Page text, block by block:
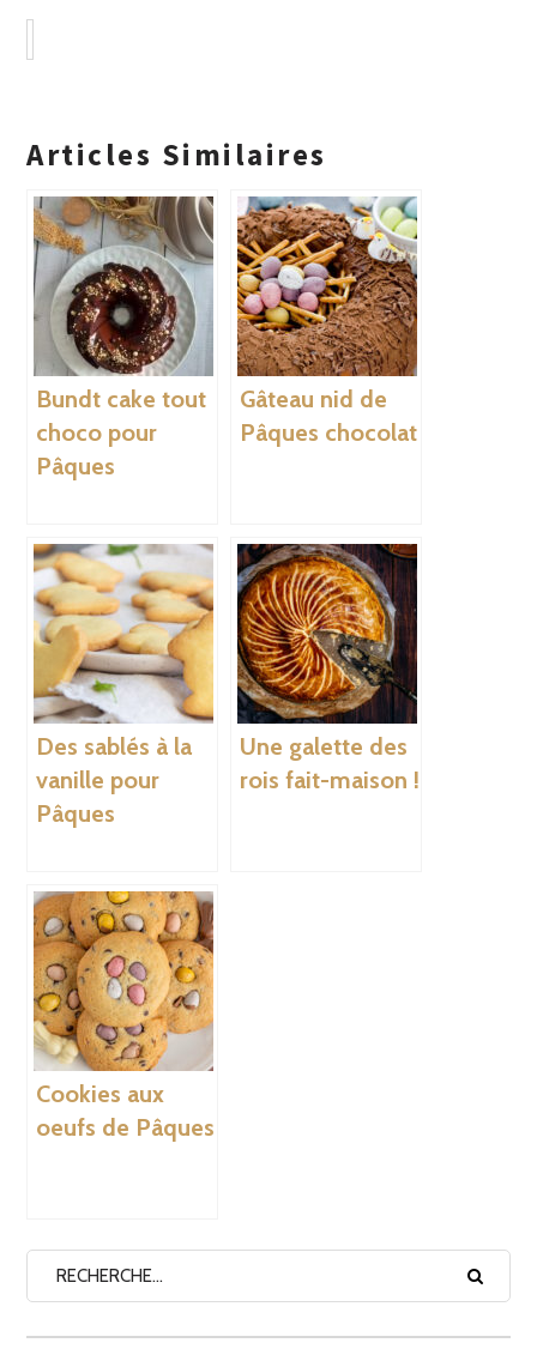
Articles Similaires
Bundt cake tout
choco pour
Pâques
Gâteau nid de
Pâques chocolat
Des sablés à la
vanille pour
Pâques
Une galette des
rois fait-maison !
Cookies aux
oeufs de Pâques